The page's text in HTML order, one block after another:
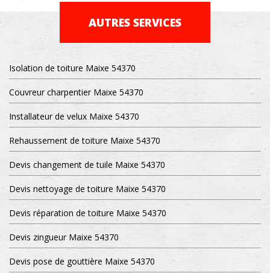
AUTRES SERVICES
Isolation de toiture Maixe 54370
Couvreur charpentier Maixe 54370
Installateur de velux Maixe 54370
Rehaussement de toiture Maixe 54370
Devis changement de tuile Maixe 54370
Devis nettoyage de toiture Maixe 54370
Devis réparation de toiture Maixe 54370
Devis zingueur Maixe 54370
Devis pose de gouttière Maixe 54370